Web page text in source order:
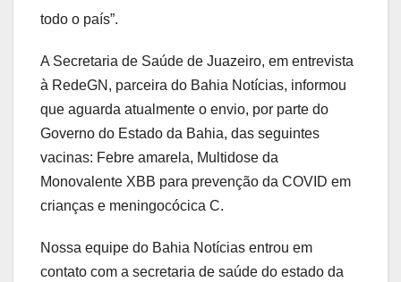
todo o país”.
A Secretaria de Saúde de Juazeiro, em entrevista
à RedeGN, parceira do Bahia Notícias, informou
que aguarda atualmente o envio, por parte do
Governo do Estado da Bahia, das seguintes
vacinas: Febre amarela, Multidose da
Monovalente XBB para prevenção da COVID em
crianças e meningocócica C.
Nossa equipe do Bahia Notícias entrou em
contato com a secretaria de saúde do estado da